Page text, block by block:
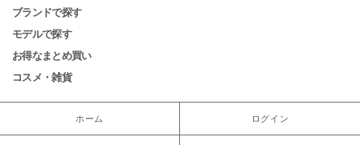
ブランドで探す
モデルで探す
お得なまとめ買い
コスメ・雑貨
ホーム ログイン